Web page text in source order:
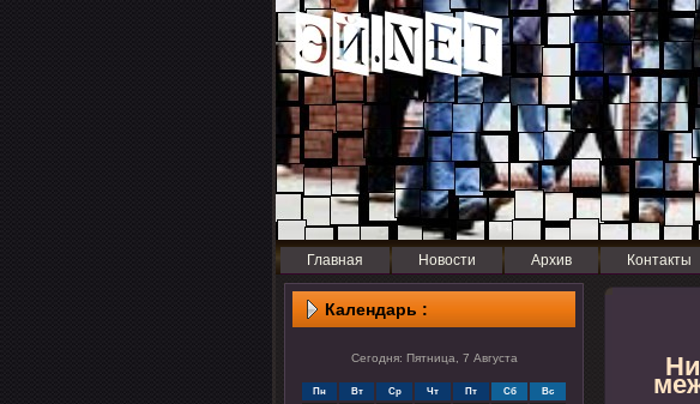
Главная Новости Архив Контакты
Календарь :
Сегодня: Пятница, 7 Августа
Пн Вт Ср Чт Пт Сб Вс